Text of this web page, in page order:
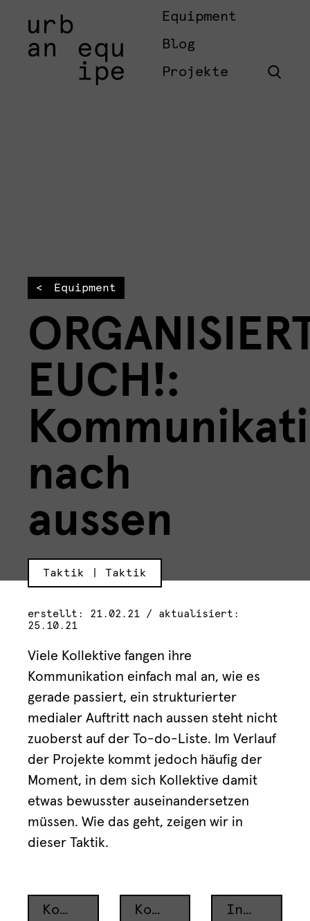
Equipment
Blog
Projekte
Equipment
EUCH!:
nach
aussen
Taktik | Taktik
erstellt: 21.02.21 / aktualisiert:
25.10.21
Viele Kollektive fangen ihre
Kommunikation einfach mal an, wie es
gerade passiert, ein strukturierter
medialer Auftritt nach aussen steht nicht
zuoberst auf der To-do-Liste. Im Verlauf
der Projekte kommt jedoch häufig der
Moment, in dem sich Kollektive damit
etwas bewusster auseinandersetzen
müssen. Wie das geht, zeigen wir in
dieser Taktik.
Kontext Kontext Inhaltsverzeichnis